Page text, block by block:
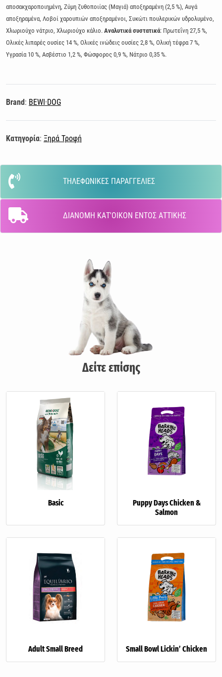
αποσακχαροποιημένη, Ζύμη ζυθοποιίας (Μαγιά) αποξηραμένη (2,5 %), Αυγά
αποξηραμένα, Λοβοί χαρουπιών αποξηραμένοι, Συκώτι πουλερικών υδρολυμένο,
Χλωριούχο νάτριο, Χλωριούχο κάλιο. Αναλυτικά συστατικά: Πρωτεΐνη 27,5 %,
Ολικές λιπαρές ουσίες 14 %, Ολικές ινώδεις ουσίες 2,8 %, Ολική τέφρα 7 %,
Υγρασία 10 %, Ασβέστιο 1,2 %, Φώσφορος 0,9 %, Νάτριο 0,35 %.
Brand: BEWI·DOG
Κατηγορία: Ξηρά Τροφή
ΤΗΛΕΦΩΝΙΚΕΣ ΠΑΡΑΓΓΕΛΙΕΣ
ΔΙΑΝΟΜΗ ΚΑΤ'ΟΙΚΟΝ ΕΝΤΟΣ ΑΤΤΙΚΗΣ
Δείτε επίσης
Basic
Puppy Days Chicken &
Salmon
Adult Small Breed Small Bowl Lickin’ Chicken